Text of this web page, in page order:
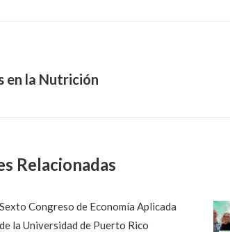
en la Nutrición
Relacionadas
Sexto Congreso de Economía Aplicada
de la Universidad de Puerto Rico